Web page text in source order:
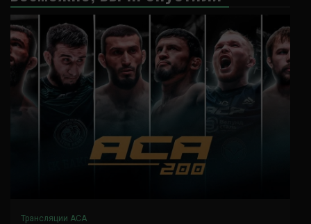
Трансляции ACA